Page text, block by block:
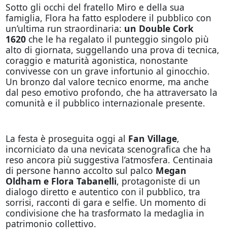
Sotto gli occhi del fratello Miro e della sua
famiglia, Flora ha fatto esplodere il pubblico con
un’ultima run straordinaria: un Double Cork
1620che le ha regalato il punteggio singolo più
alto di giornata, suggellando una prova di tecnica,
coraggio e maturità agonistica, nonostante
convivesse con un grave infortunio al ginocchio.
Un bronzo dal valore tecnico enorme, ma anche
dal peso emotivo profondo, che ha attraversato la
comunità e il pubblico internazionale presente.
La festa è proseguita oggi al Fan Village,
incorniciato da una nevicata scenografica che ha
reso ancora più suggestiva l’atmosfera. Centinaia
di persone hanno accolto sul palco Megan
Oldham e Flora Tabanelli, protagoniste di un
dialogo diretto e autentico con il pubblico, tra
sorrisi, racconti di gara e selfie. Un momento di
condivisione che ha trasformato la medaglia in
patrimonio collettivo.